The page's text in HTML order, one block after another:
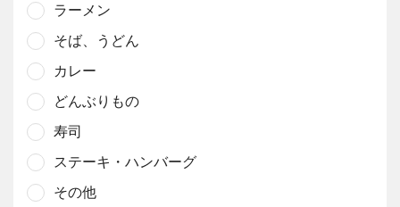
ラーメン
そば、うどん
カレー
どんぶりもの
寿司
ステーキ・ハンバーグ
その他